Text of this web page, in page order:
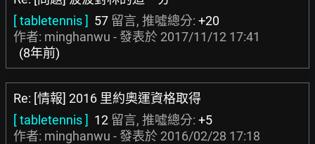
[ tabletennis ] 57 留言, 推噓總分: +20
作者: minghanwu - 發表於 2017/11/12 17:41
(8年前)
Re: [情報] 2016 里約奧運資格取得
[ tabletennis ] 12 留言, 推噓總分: +5
作者: minghanwu - 發表於 2016/02/28 17:18